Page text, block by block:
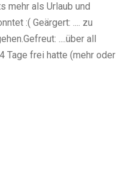
mehr als Urlaub und
:( Geärgert: .... zu
Gefreut: ....über all
Tage frei hatte (mehr oder